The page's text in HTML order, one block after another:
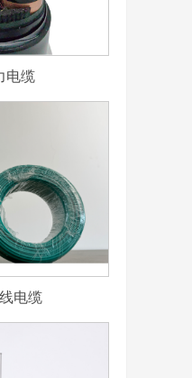
电缆
电缆